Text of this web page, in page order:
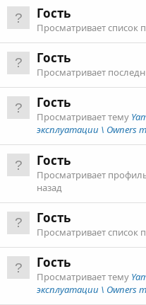
Гость
Просматривает список
Гость
Просматривает
Гость
Просматривает тему
эксплуатации \ Owners
Гость
Просматривает
назад
Гость
Просматривает список
Гость
Просматривает тему
эксплуатации \ Owners